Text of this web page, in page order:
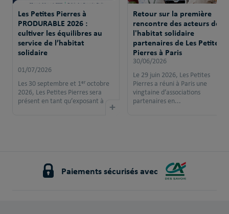
Les Petites Pierres à
PRODURABLE 2026 :
cultiver les équilibres au
service de l’habitat
solidaire
01/07/2026
Les 30 septembre et 1ᵉʳ octobre
2026, Les Petites Pierres sera
présent en tant qu’exposant à ... +
Retour sur la première
rencontre des acteurs de
l'habitat solidaire
partenaires de Les Petites
Pierres à Paris
30/06/2026
Le 29 juin 2026, Les Petites
Pierres a réuni à Paris une
vingtaine d’associations
partenaires en...
Paiements sécurisés avec